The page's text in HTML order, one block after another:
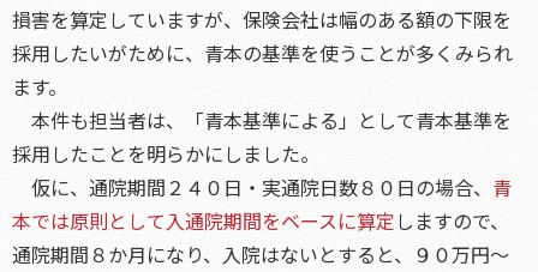
損害を算定していますが、保険会社は幅のある額の下限を
採用したいがために、青本の基準を使うことが多くみられ
ます。
本件も担当者は、「青本基準による」として青本基準を
採用したことを明らかにしました。
仮に、通院期間２４０日・実通院日数８０日の場合、 青
本では原則として入通院期間をベースに算定しますので、
通院期間８か月になり、入院はないとすると、９０万円～